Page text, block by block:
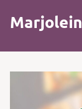
Marjolein